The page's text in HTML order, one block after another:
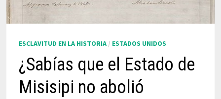
ESCLAVITUD EN LA HISTORIA/ ESTADOS UNIDOS
¿Sabías que el Estado de
Misisipi no abolió